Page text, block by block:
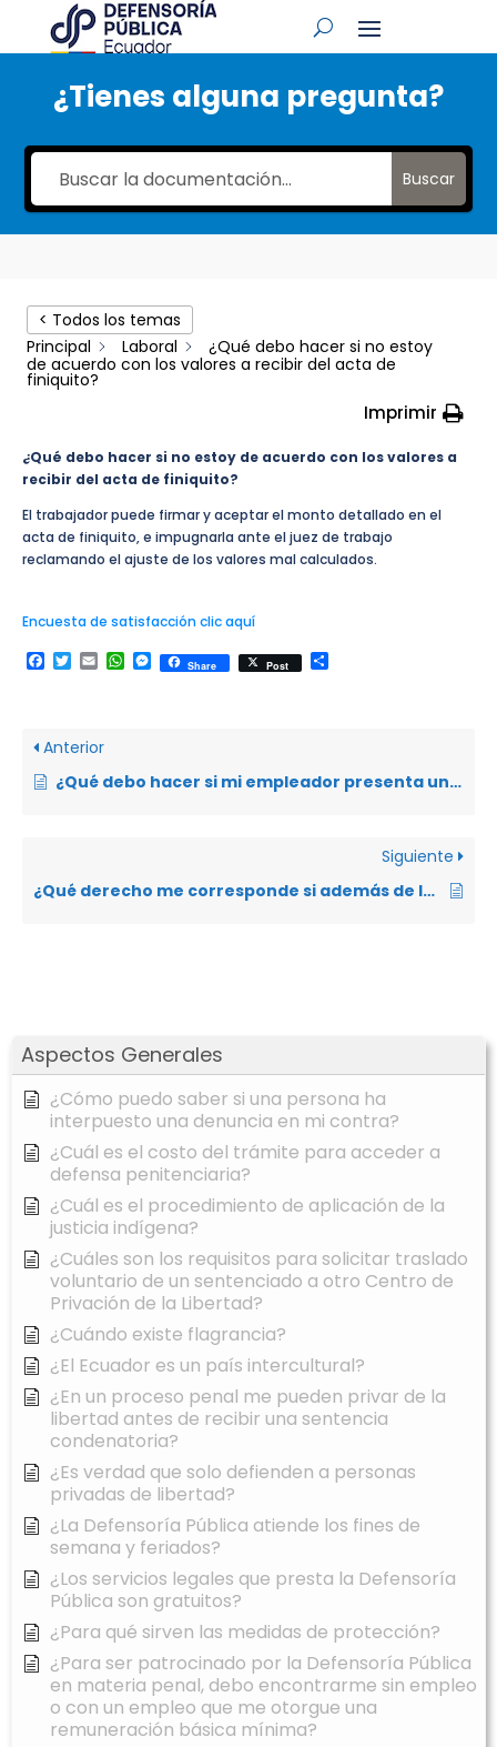
¿Tienes alguna pregunta?
Buscar
Aspectos Generales
¿Cómo puedo saber si una persona ha
interpuesto una denuncia en mi contra?
¿Cuál es el costo del trámite para acceder a
defensa penitenciaria?
¿Cuál es el procedimiento de aplicación de la
justicia indígena?
¿Cuáles son los requisitos para solicitar traslado
voluntario de un sentenciado a otro Centro de
Privación de la Libertad?
¿Cuándo existe flagrancia?
¿El Ecuador es un país intercultural?
¿En un proceso penal me pueden privar de la
libertad antes de recibir una sentencia
condenatoria?
¿Es verdad que solo defienden a personas
privadas de libertad?
¿La Defensoría Pública atiende los fines de
semana y feriados?
¿Los servicios legales que presta la Defensoría
Pública son gratuitos?
¿Para qué sirven las medidas de protección?
¿Para ser patrocinado por la Defensoría Pública
en materia penal, debo encontrarme sin empleo
o con un empleo que me otorgue una
remuneración básica mínima?
< Todos los temas
Principal
Laboral
¿Qué debo hacer si no estoy
de acuerdo con los valores a recibir del acta de
finiquito?
Imprimir
¿Qué debo hacer si no estoy de acuerdo con los valores a
recibir del acta de finiquito?
El trabajador puede firmar y aceptar el monto detallado en el
acta de finiquito, e impugnarla ante el juez de trabajo
reclamando el ajuste de los valores mal calculados.
Encuesta de satisfacción clic aquí
Facebook
Twitter
EmailWhatsApp
Messenger
Share Post
Anterior
¿Qué debo hacer si mi empleador presenta una solicitud de visto bueno en mi contra?
Siguiente
¿Qué derecho me corresponde si además de la jornada ordinaria laboro los fines de semana?